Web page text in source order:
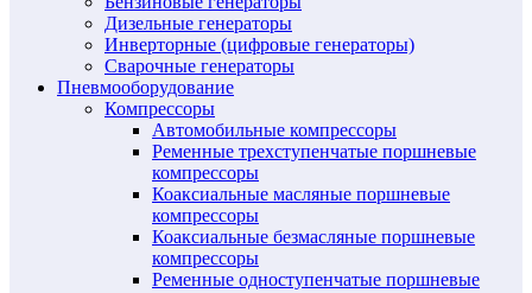
Дизельные генераторы
Инверторные (цифровые генераторы)
Сварочные генераторы
Пневмооборудование
Компрессоры
Автомобильные компрессоры
Ременные трехступенчатые поршневые
компрессоры
Коаксиальные масляные поршневые
компрессоры
Коаксиальные безмасляные поршневые
компрессоры
Ременные одноступенчатые поршневые